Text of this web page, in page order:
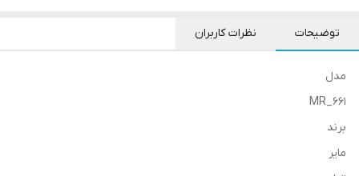
توضیحات نظرات کاربران
مدل
MR_661
برند
مایر